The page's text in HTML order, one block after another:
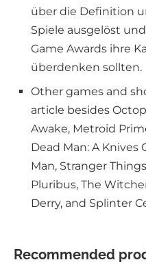
über die Definition
Spiele ausgelöst
Game Awards ihre
überdenken sollten.
Other games and
article besides
Awake, Metroid
Dead Man: A Knives
Man, Stranger
Pluribus, The
Derry, and Splinter
Recommended